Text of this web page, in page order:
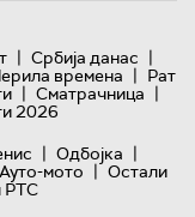
| Србија данас |
времена | Рат
| Сматрачница |
2026
| Одбојка |
Ауто-мото | Остали
РТС